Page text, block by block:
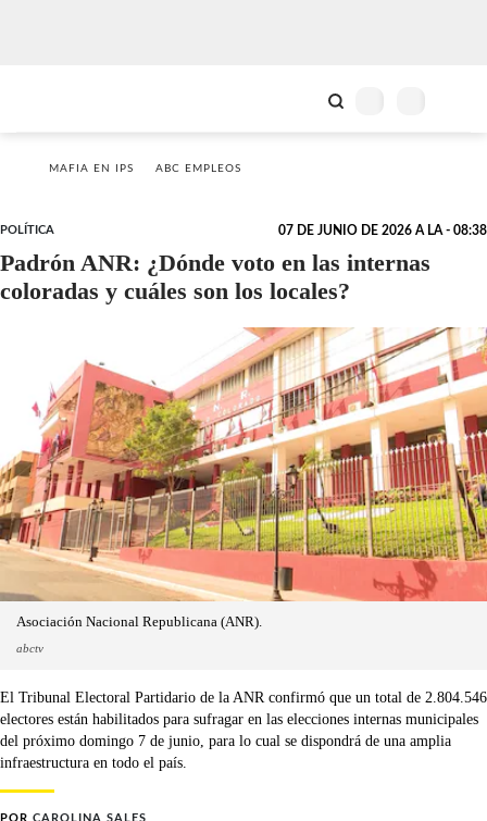
MAFIA EN IPS ABC EMPLEOS
POLÍTICA 07 DE JUNIO DE 2026 A LA - 08:38
Padrón ANR: ¿Dónde voto en las internas
coloradas y cuáles son los locales?
Asociación Nacional Republicana (ANR).
abctv
El Tribunal Electoral Partidario de la ANR confirmó que un total de 2.804.546
electores están habilitados para sufragar en las elecciones internas municipales
del próximo domingo 7 de junio, para lo cual se dispondrá de una amplia
infraestructura en todo el país.
POR CAROLINA SALES